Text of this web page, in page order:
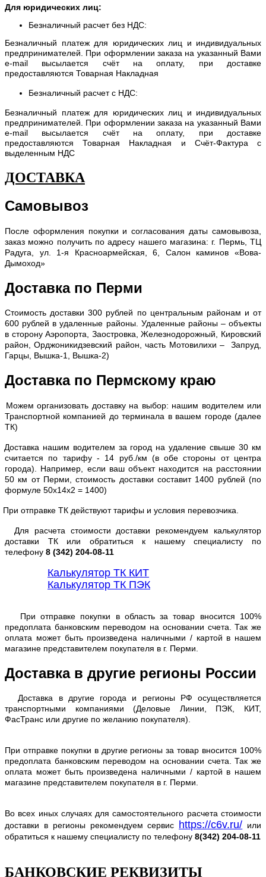
Для юридических лиц:
Безналичный расчет без НДС:
Безналичный платеж для юридических лиц и индивидуальных
предпринимателей. При оформлении заказа на указанный Вами
e-mail высылается счёт на оплату, при доставке
предоставляются Товарная Накладная
Безналичный расчет с НДС:
Безналичный платеж для юридических лиц и индивидуальных
предпринимателей. При оформлении заказа на указанный Вами
e-mail высылается счёт на оплату, при доставке
предоставляются Товарная Накладная и Счёт-Фактура с
выделенным НДС
ДОСТАВКА
Самовывоз
После оформления покупки и согласования даты самовывоза,
заказ можно получить по адресу нашего магазина: г. Пермь, ТЦ
Радуга, ул. 1-я Красноармейская, 6, Салон каминов «Вова-
Дымоход»
Доставка по Перми
Стоимость доставки 300 рублей по центральным районам и от
600 рублей в удаленные районы. Удаленные районы – объекты
в сторону Аэропорта, Заостровка, Железнодорожный, Кировский
район, Орджоникидзевский район, часть Мотовилихи – Запруд,
Гарцы, Вышка-1, Вышка-2)
Доставка по Пермскому краю
Можем организовать доставку на выбор: нашим водителем или
Транспортной компанией до терминала в вашем городе (далее
ТК)
Доставка нашим водителем за город на удаление свыше 30 км
считается по тарифу - 14 руб./км (в обе стороны от центра
города). Например, если ваш объект находится на расстоянии
50 км от Перми, стоимость доставки составит 1400 рублей (по
формуле 50х14х2 = 1400)
При отправке ТК действуют тарифы и условия перевозчика.
Для расчета стоимости доставки рекомендуем калькулятор
доставки ТК или обратиться к нашему специалисту по
телефону 8 (342) 204-08-11
Калькулятор ТК КИТ
Калькулятор ТК ПЭК
При отправке покупки в область за товар вносится 100%
предоплата банковским переводом на основании счета. Так же
оплата может быть произведена наличными / картой в нашем
магазине представителем покупателя в г. Перми.
Доставка в другие регионы России
Доставка в другие города и регионы РФ осуществляется
транспортными компаниями (Деловые Линии, ПЭК, КИТ,
ФасТранс или другие по желанию покупателя).
При отправке покупки в другие регионы за товар вносится 100%
предоплата банковским переводом на основании счета. Так же
оплата может быть произведена наличными / картой в нашем
магазине представителем покупателя в г. Перми.
Во всех иных случаях для самостоятельного расчета стоимости
доставки в регионы рекомендуем сервис
https://c6v.ru/ или
обратиться к нашему специалисту по телефону 8(342) 204-08-11
БАНКОВСКИЕ РЕКВИЗИТЫ